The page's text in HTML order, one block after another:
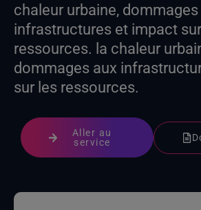
chaleur urbaine, dommages
infrastructures et impact
ressources. la chaleur
dommages aux
sur les ressources.
Aller au
service